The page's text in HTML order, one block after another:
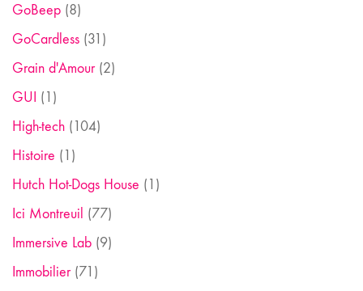
GoBeep (8)
GoCardless (31)
Grain d'Amour(2)
GUI (1)
High-tech (104)
Histoire (1)
Hutch Hot-Dogs House (1)
Ici Montreuil (77)
Immersive Lab (9)
Immobilier(71)